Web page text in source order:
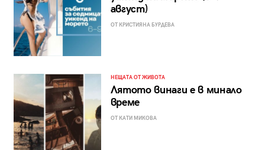
август)
ОТ КРИСТИЯНА БУРДЕВА
НЕЩАТА ОТ ЖИВОТА
Лятото винаги е в минало
време
ОТ КАТИ МИКОВА